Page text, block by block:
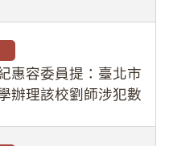
「職業安全衛生法」
員
惠容委員提：臺北市
辦理該校劉師涉犯數